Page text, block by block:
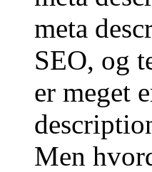
meta
SEO, og
er meget
Men